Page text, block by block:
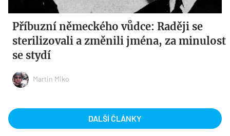
Příbuzní německého vůdce: Raději se
sterilizovali a změnili jména, za minulost
se stydí
Martin Miko
DALŠÍ ČLÁNKY